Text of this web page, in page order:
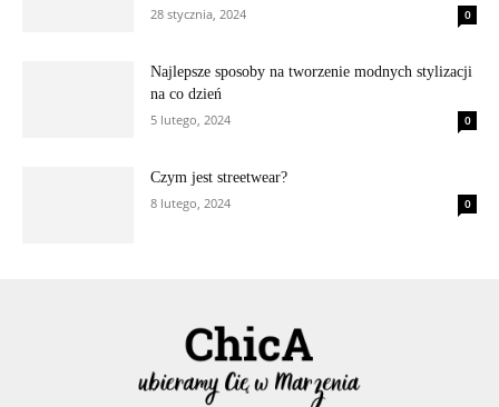
28 stycznia, 2024
0
Najlepsze sposoby na tworzenie modnych stylizacji
na co dzień
5 lutego, 2024
0
Czym jest streetwear?
8 lutego, 2024
0